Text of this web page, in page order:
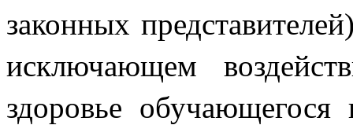
законных
исключающем
здоровье